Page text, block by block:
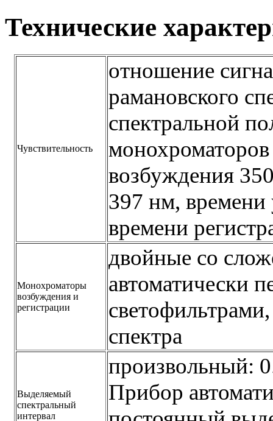
Технические
Чувствительность
отношение
рамановского
спектральной
возбуждения
397 нм, времени
времени
Монохроматоры
возбуждения и
регистрации
двойные со
автоматически
спектра
Выделяемый
спектральный
интервал
произвольный:
Прибор